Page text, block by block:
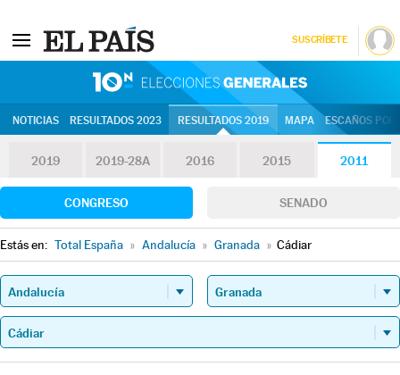
SUSCRÍBETE
NOTICIAS RESULTADOS 2023 RESULTADOS 2019 MAPA ESCAÑOS
2019 2019-28A 2016 2015 2011
CONGRESO SENADO
Estás en: Total España » Andalucía » Granada » Cádiar